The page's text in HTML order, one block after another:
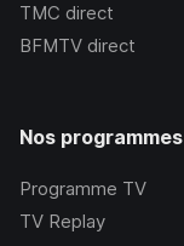
TMC direct
BFMTV direct
Nos programmes
Programme TV
TV Replay